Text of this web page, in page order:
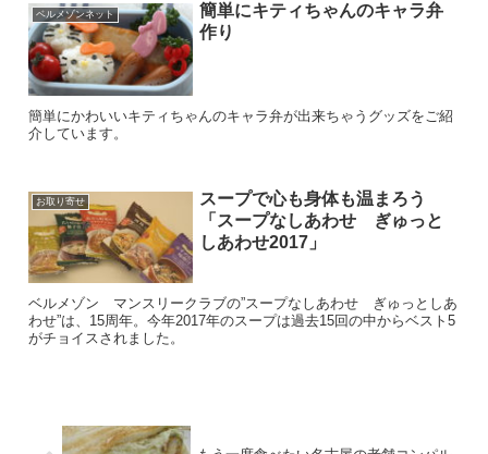
ベルメゾンネット
簡単にキティちゃんのキャラ弁
作り
簡単にかわいいキティちゃんのキャラ弁が出来ちゃうグッズをご紹
介しています。
お取り寄せ
スープで心も身体も温まろう
「スープなしあわせ ぎゅっと
しあわせ2017」
ベルメゾン マンスリークラブの”スープなしあわせ ぎゅっとしあ
わせ”は、15周年。今年2017年のスープは過去15回の中からベスト5
がチョイスされました。